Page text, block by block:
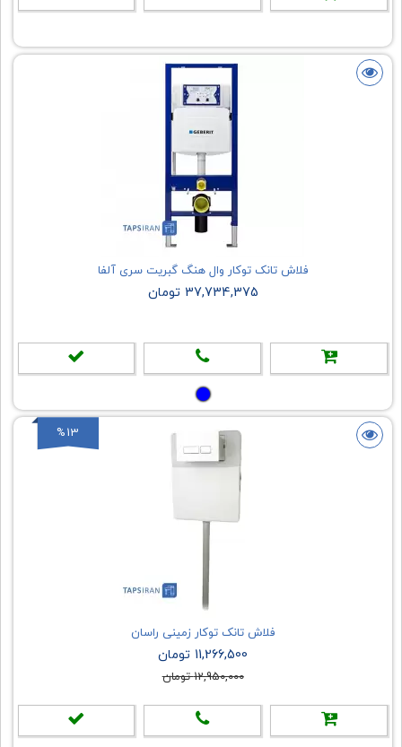
فلاش تانک توکار وال هنگ گبریت سری آلفا
37,734,375 تومان
%13
فلاش تانک توکار زمینی راسان
11,266,500 تومان
12,950,000 تومان